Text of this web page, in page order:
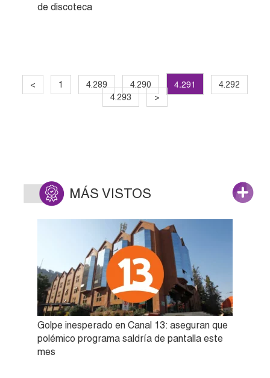
de discoteca
< 1 4.289 4.290 4.291
4.292
4.293
>
MÁS VISTOS
Golpe inesperado en Canal 13: aseguran que
polémico programa saldría de pantalla este
mes